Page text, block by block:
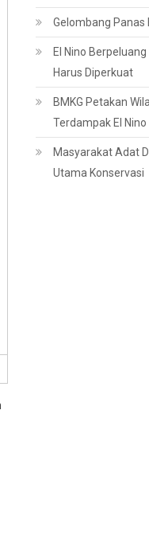
Gelombang Panas
El Nino
Harus Diperkuat
BMKG Petakan
Terdampak El Nino
Masyarakat Adat
Utama Konservasi